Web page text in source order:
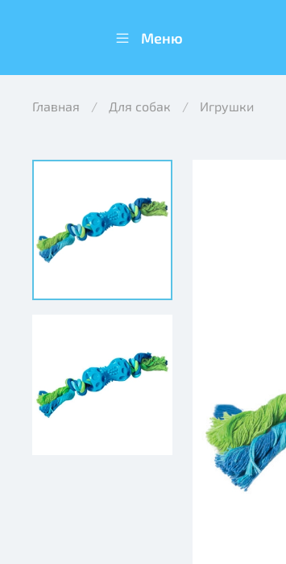
Меню
Главная Для собак Игрушки